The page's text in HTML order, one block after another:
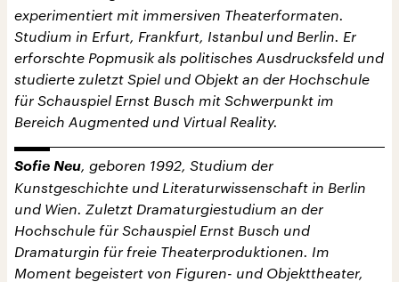
experimentiert mit immersiven Theaterformaten.
Studium in Erfurt, Frankfurt, Istanbul und Berlin. Er
erforschte Popmusik als politisches Ausdrucksfeld und
studierte zuletzt Spiel und Objekt an der Hochschule
für Schauspiel Ernst Busch mit Schwerpunkt im
Bereich Augmented und Virtual Reality.
Sofie Neu, geboren 1992, Studium der
Kunstgeschichte und Literaturwissenschaft in Berlin
und Wien. Zuletzt Dramaturgiestudium an der
Hochschule für Schauspiel Ernst Busch und
Dramaturgin für freie Theaterproduktionen. Im
Moment begeistert von Figuren- und Objekttheater,